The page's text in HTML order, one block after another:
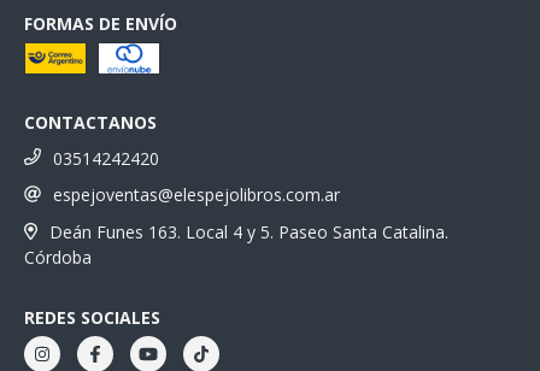
FORMAS DE ENVÍO
CONTACTANOS
03514242420
espejoventas@elespejolibros.com.ar
Deán Funes 163. Local 4 y 5. Paseo Santa Catalina.
Córdoba
REDES SOCIALES